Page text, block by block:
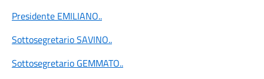
Presidente EMILIANO..
Sottosegretario SAVINO..
Sottosegretario GEMMATO..